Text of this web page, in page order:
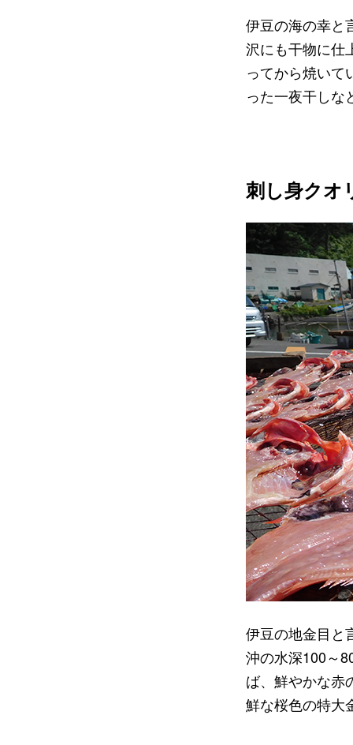
伊豆の海の幸と
沢にも干物に仕
ってから焼いて
った一夜干しな
刺し身クオ
伊豆の地金目と
沖の水深100～
ば、鮮やかな赤
鮮な桜色の特大